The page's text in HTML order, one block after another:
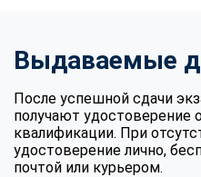
Выдаваемые
После успешной сдачи
получают
квалификации. При
удостоверение лично,
почтой или курьером.